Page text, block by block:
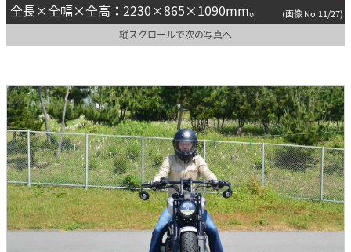
全長×全幅×全高：2230×865×1090mm。 (画像 No.11/27)
縦スクロールで次の写真へ